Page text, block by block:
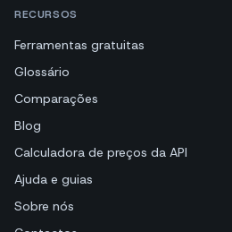
RECURSOS
Ferramentas gratuitas
Glossário
Comparações
Blog
Calculadora de preços da API
Ajuda e guias
Sobre nós